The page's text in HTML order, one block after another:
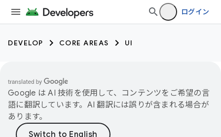
ログイン
DEVELOP CORE AREAS UI
Google は AI 技術を使用して、コンテンツをご希望の言
語に翻訳しています。AI 翻訳には誤りが含まれる場合が
あります。